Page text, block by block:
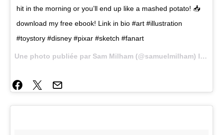
hit in the morning or you’ll end up like a mashed potato! 📥
download my free ebook! Link in bio #art #illustration
#toystory #disney #pixar #sketch #fanart
Une photo publiée par Sam Milham (@samuelmilham) le